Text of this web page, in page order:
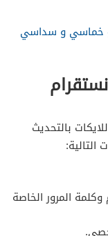
و خماسي و سداسي
بالتحديث
المرور الخاصة